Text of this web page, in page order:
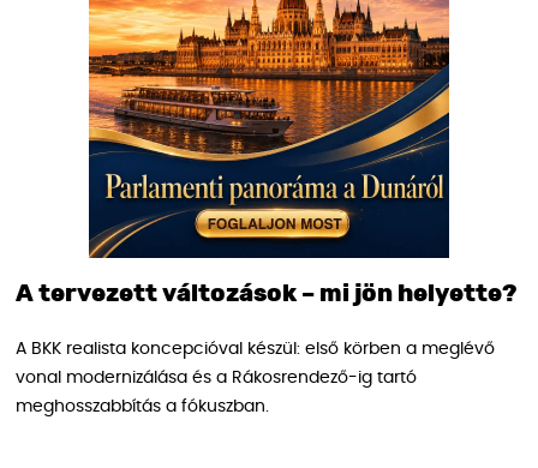
A tervezett változások – mi jön helyette?
A BKK realista koncepcióval készül: első körben a meglévő
vonal modernizálása és a Rákosrendező-ig tartó
meghosszabbítás a fókuszban.